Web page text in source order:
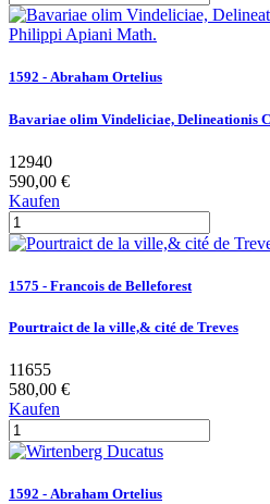
1592 - Abraham Ortelius
Bavariae olim Vindeliciae, Delineationis
12940
590,00 €
Kaufen
1575 - Francois de Belleforest
Pourtraict de la ville,& cité de Treves
11655
580,00 €
Kaufen
1592 - Abraham Ortelius